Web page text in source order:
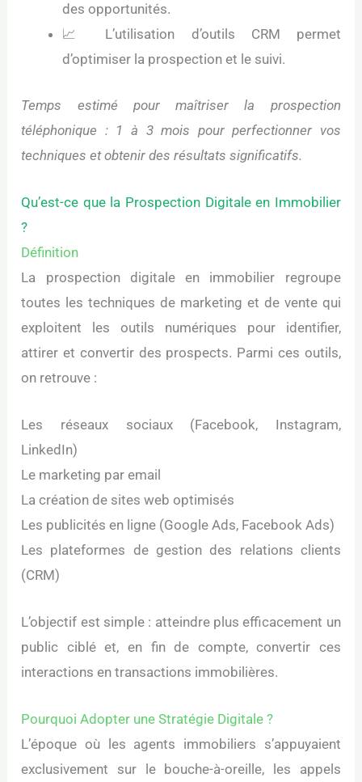
des opportunités.
📈 L’utilisation d’outils CRM permet
d’optimiser la prospection et le suivi.
Temps estimé pour maîtriser la prospection
téléphonique : 1 à 3 mois pour perfectionner vos
techniques et obtenir des résultats significatifs.
Qu’est-ce que la Prospection Digitale en Immobilier
?
Définition
La prospection digitale en immobilier regroupe
toutes les techniques de marketing et de vente qui
exploitent les outils numériques pour identifier,
attirer et convertir des prospects. Parmi ces outils,
on retrouve :
Les réseaux sociaux (Facebook, Instagram,
LinkedIn)
Le marketing par email
La création de sites web optimisés
Les publicités en ligne (Google Ads, Facebook Ads)
Les plateformes de gestion des relations clients
(CRM)
L’objectif est simple : atteindre plus efficacement un
public ciblé et, en fin de compte, convertir ces
interactions en transactions immobilières.
Pourquoi Adopter une Stratégie Digitale ?
L’époque où les agents immobiliers s’appuyaient
exclusivement sur le bouche-à-oreille, les appels